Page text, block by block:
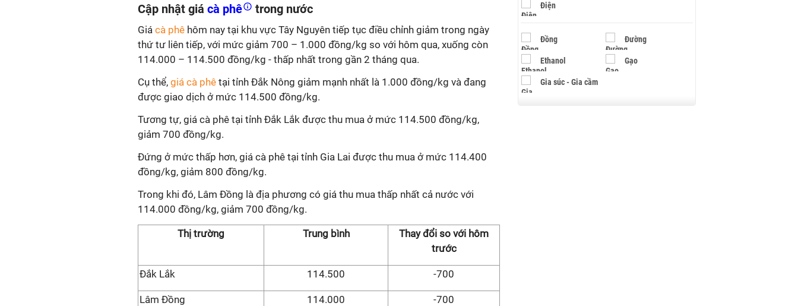
Cập nhật giá cà phê trong nước
Giá cà phê hôm nay tại khu vực Tây Nguyên tiếp tục điều chỉnh giảm trong ngày
thứ tư liên tiếp, với mức giảm 700 – 1.000 đồng/kg so với hôm qua, xuống còn
114.000 – 114.500 đồng/kg - thấp nhất trong gần 2 tháng qua.
Cụ thể, giá cà phê tại tỉnh Đắk Nông giảm mạnh nhất là 1.000 đồng/kg và đang
được giao dịch ở mức 114.500 đồng/kg.
Tương tự, giá cà phê tại tỉnh Đắk Lắk được thu mua ở mức 114.500 đồng/kg,
giảm 700 đồng/kg.
Đứng ở mức thấp hơn, giá cà phê tại tỉnh Gia Lai được thu mua ở mức 114.400
đồng/kg, giảm 800 đồng/kg.
Trong khi đó, Lâm Đồng là địa phương có giá thu mua thấp nhất cả nước với
114.000 đồng/kg, giảm 700 đồng/kg.
Thị trường Trung bình
Thay đổi so với hôm
trước
Đắk Lắk 114.500 -700
Lâm Đồng 114.000 -700
Điện
Đồng Đường
Ethanol Gạo
Gia súc - Gia cầm